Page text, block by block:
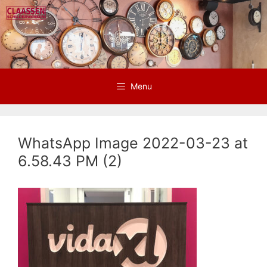
Ga
naar
de
inhoud
Menu
WhatsApp Image 2022-03-23 at
6.58.43 PM (2)